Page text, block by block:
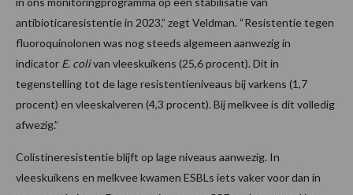
antibioticaresistentie in 2023,” zegt Veldman. “Resistentie tegen
fluoroquinolonen was nog steeds algemeen aanwezig in
indicator E. colivan vleeskuikens (25,6 procent). Dit in
tegenstelling tot de lage resistentieniveaus bij varkens (1,7
procent) en vleeskalveren (4,3 procent). Bij melkvee is dit volledig
afwezig.”
Colistineresistentie blijft op lage niveaus aanwezig. In
vleeskuikens en melkvee kwamen ESBLs iets vaker voor dan in